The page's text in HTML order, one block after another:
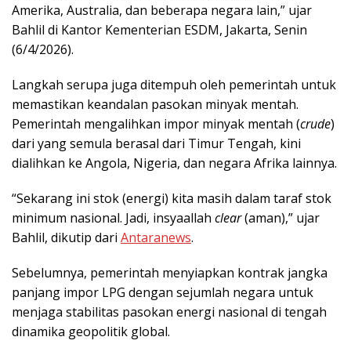
Amerika, Australia, dan beberapa negara lain,” ujar
Bahlil di Kantor Kementerian ESDM, Jakarta, Senin
(6/4/2026).
Langkah serupa juga ditempuh oleh pemerintah untuk
memastikan keandalan pasokan minyak mentah.
Pemerintah mengalihkan impor minyak mentah (crude)
dari yang semula berasal dari Timur Tengah, kini
dialihkan ke Angola, Nigeria, dan negara Afrika lainnya.
“Sekarang ini stok (energi) kita masih dalam taraf stok
minimum nasional. Jadi, insyaallah clear(aman),” ujar
Bahlil, dikutip dari Antaranews.
Sebelumnya, pemerintah menyiapkan kontrak jangka
panjang impor LPG dengan sejumlah negara untuk
menjaga stabilitas pasokan energi nasional di tengah
dinamika geopolitik global.